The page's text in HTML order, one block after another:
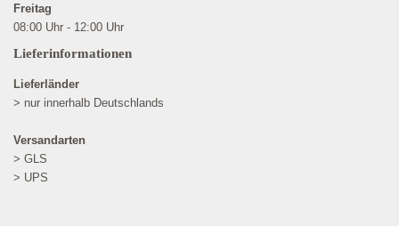
Freitag
08:00 Uhr - 12:00 Uhr
Lieferinformationen
Lieferländer
> nur innerhalb Deutschlands
Versandarten
> GLS
> UPS